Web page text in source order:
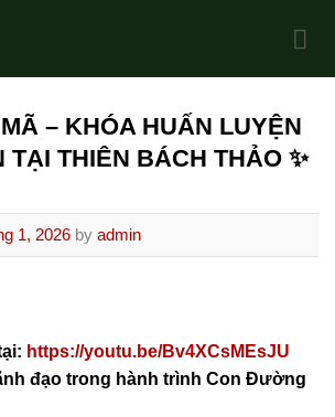
– KHÓA HUẤN LUYỆN
TẠI THIÊN BÁCH THẢO ✨
1, 2026 by admin
https://youtu.be/Bv4XCsMEsJU
đạo trong hành trình Con Đường